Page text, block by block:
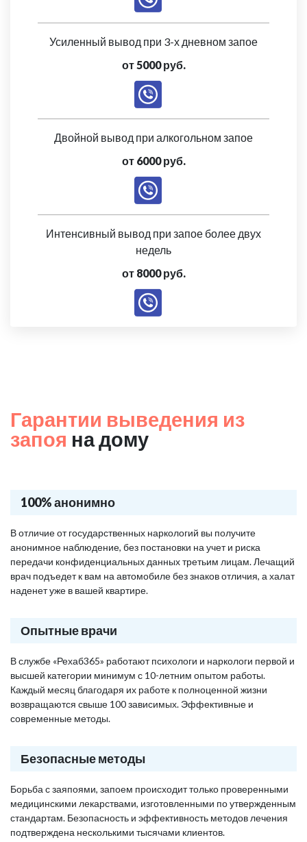
Усиленный вывод при 3-х дневном запое
от 5000 руб.
Двойной вывод при алкогольном запое
от 6000 руб.
Интенсивный вывод при запое более двух
недель
от 8000 руб.
Гарантии выведения из
запоя на дому
100% анонимно
В отличие от государственных наркологий вы получите
анонимное наблюдение, без постановки на учет и риска
передачи конфиденциальных данных третьим лицам. Лечащий
врач подъедет к вам на автомобиле без знаков отличия, а халат
наденет уже в вашей квартире.
Опытные врачи
В службе «Рехаб365» работают психологи и наркологи первой и
высшей категории минимум с 10-летним опытом работы.
Каждый месяц благодаря их работе к полноценной жизни
возвращаются свыше 100 зависимых. Эффективные и
современные методы.
Безопасные методы
Борьба с заяпоями, запоем происходит только проверенными
медицинскими лекарствами, изготовленными по утвержденным
стандартам. Безопасность и эффективность методов лечения
подтверждена несколькими тысячами клиентов.